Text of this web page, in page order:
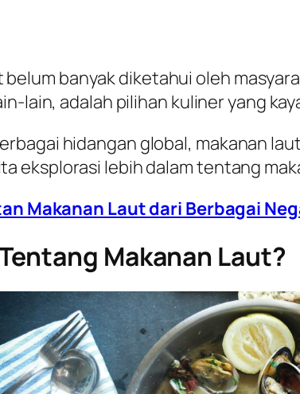
banyak diketahui oleh
lain, adalah pilihan kuliner yang
hidangan global, makanan
eksplorasi lebih dalam tentang
Makanan Laut dari Berbagai
Makanan Laut?